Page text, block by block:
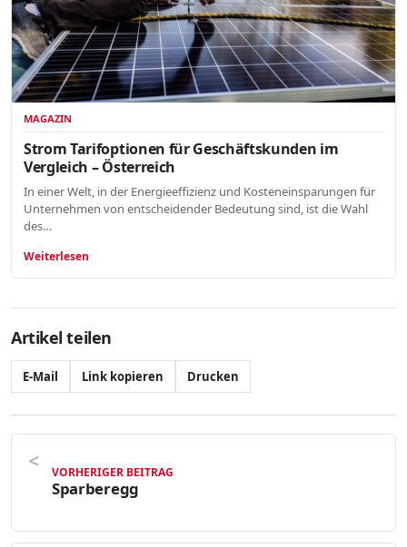
MAGAZIN
Strom Tarifoptionen für Geschäftskunden im
Vergleich – Österreich
In einer Welt, in der Energieeffizienz und Kosteneinsparungen für
Unternehmen von entscheidender Bedeutung sind, ist die Wahl
des…
Weiterlesen
Artikel teilen
E-Mail Link kopieren Drucken
VORHERIGER BEITRAG
Sparberegg